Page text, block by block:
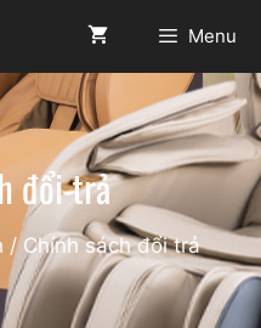
Menu
đổi trả
/Chính sách đổi trả